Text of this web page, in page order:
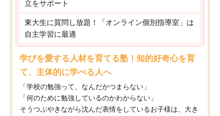
立をサポート
東大生に質問し放題！「オンライン個別指導室」は
自主学習に最適
学びを愛する人材を育てる塾！知的好奇心を育
て、主体的に学べる人へ
「学校の勉強って、なんだかつまらない」
「何のために勉強しているのかわからない」
そうつぶやきながら沈んだ表情をしているお子様は、大き